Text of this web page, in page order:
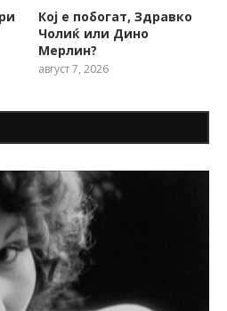
Кој е побогат, Здравко
Чолиќ или Дино
Мерлин?
август 7, 2026